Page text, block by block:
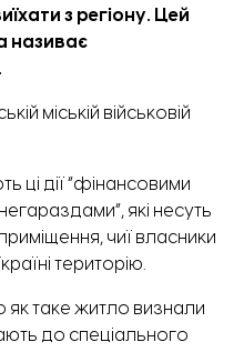
з регіону. Цей
називає
міській військовій
ці дії “фінансовими
які несуть
чиї власники
територію.
як таке житло визнали
до спеціального